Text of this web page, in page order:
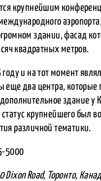
крупнейшим
здании, фасад
квадратных метров.
и на тот момент
еще два центра, которые
здание у
крупнейшего был
различной тематики.
5000
Dixon Road, Торонто,